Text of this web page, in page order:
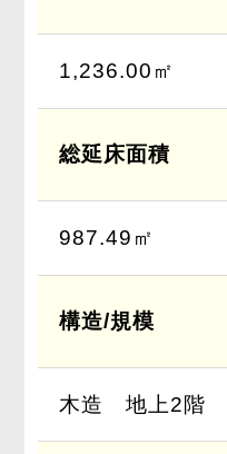
1,236.00㎡
総延床面積
987.49㎡
構造/規模
木造 地上2階